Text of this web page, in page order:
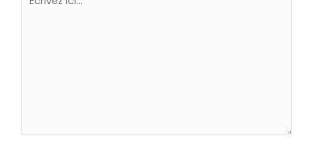
ici…